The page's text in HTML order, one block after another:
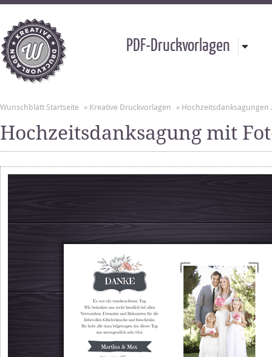
PDF-Druckvorlagen
Wunschblatt Startseite » Kreative Druckvorlagen »
Hochzeitsdanksagung mit